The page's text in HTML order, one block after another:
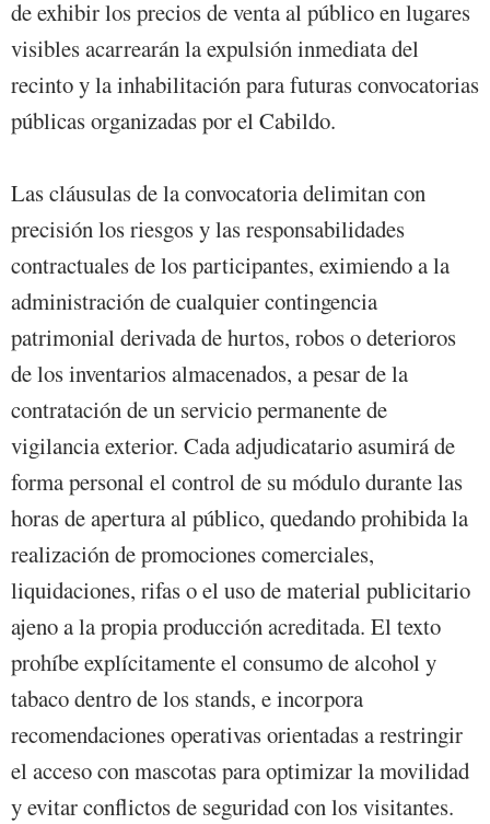
de exhibir los precios de venta al público en lugares
visibles acarrearán la expulsión inmediata del
recinto y la inhabilitación para futuras convocatorias
públicas organizadas por el Cabildo.
Las cláusulas de la convocatoria delimitan con
precisión los riesgos y las responsabilidades
contractuales de los participantes, eximiendo a la
administración de cualquier contingencia
patrimonial derivada de hurtos, robos o deterioros
de los inventarios almacenados, a pesar de la
contratación de un servicio permanente de
vigilancia exterior. Cada adjudicatario asumirá de
forma personal el control de su módulo durante las
horas de apertura al público, quedando prohibida la
realización de promociones comerciales,
liquidaciones, rifas o el uso de material publicitario
ajeno a la propia producción acreditada. El texto
prohíbe explícitamente el consumo de alcohol y
tabaco dentro de los stands, e incorpora
recomendaciones operativas orientadas a restringir
el acceso con mascotas para optimizar la movilidad
y evitar conflictos de seguridad con los visitantes.